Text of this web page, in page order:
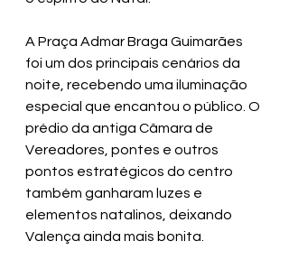
A Praça Admar Braga Guimarães
foi um dos principais cenários da
noite, recebendo uma iluminação
especial que encantou o público. O
prédio da antiga Câmara de
Vereadores, pontes e outros
pontos estratégicos do centro
também ganharam luzes e
elementos natalinos, deixando
Valença ainda mais bonita.